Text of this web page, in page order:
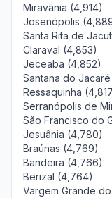
Miravânia (4,914)
Josenópolis
Santa Rita de
Claraval (4,853)
Jeceaba (4,852)
Santana do
Ressaquinha
Serranópolis de
São Francisco do
Jesuânia (4,780)
Braúnas (4,769)
Bandeira (4,766)
Berizal (4,764)
Vargem Grande